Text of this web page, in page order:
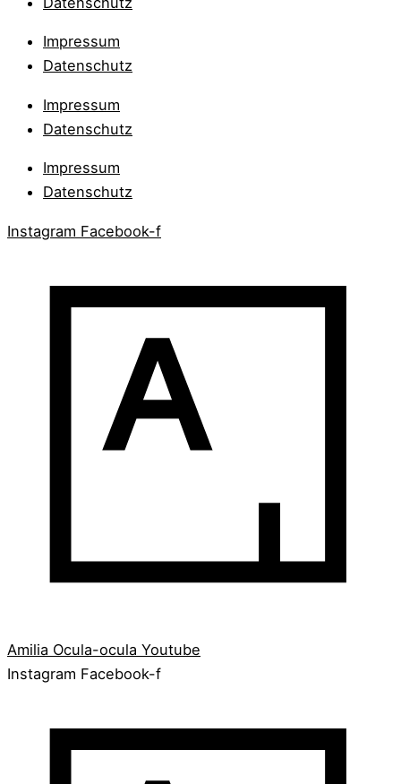
Impressum
Datenschutz
Impressum
Datenschutz
Impressum
Datenschutz
Instagram Facebook-f
Amilia Ocula-ocula Youtube
Instagram Facebook-f